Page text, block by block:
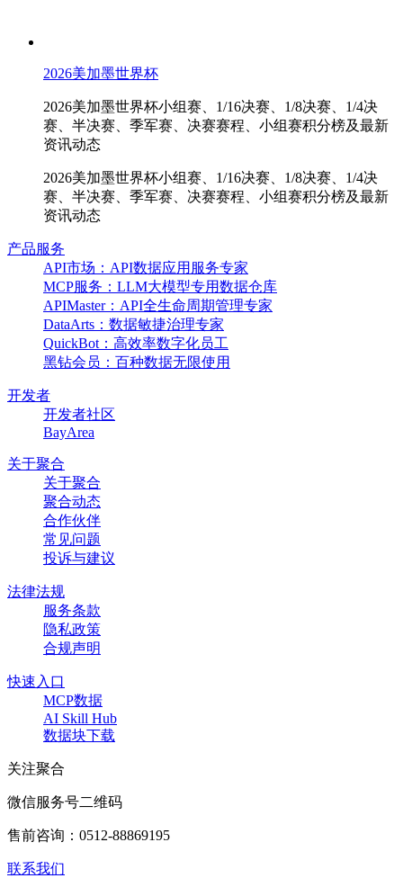
2026美加墨世界杯
2026美加墨世界杯小组赛、1/16决赛、1/8决赛、1/4决
赛、半决赛、季军赛、决赛赛程、小组赛积分榜及最新
资讯动态
2026美加墨世界杯小组赛、1/16决赛、1/8决赛、1/4决
赛、半决赛、季军赛、决赛赛程、小组赛积分榜及最新
资讯动态
产品服务
API市场：API数据应用服务专家
MCP服务：LLM大模型专用数据仓库
APIMaster：API全生命周期管理专家
DataArts：数据敏捷治理专家
QuickBot：高效率数字化员工
黑钻会员：百种数据无限使用
开发者
开发者社区
BayArea
关于聚合
关于聚合
聚合动态
合作伙伴
常见问题
投诉与建议
法律法规
服务条款
隐私政策
合规声明
快速入口
MCP数据
AI Skill Hub
数据块下载
关注聚合
微信服务号二维码
售前咨询： 0512-88869195
联系我们